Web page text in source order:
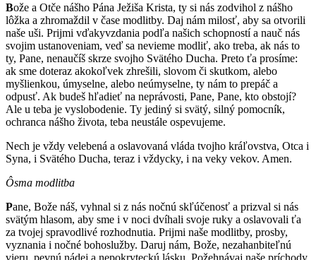
Bože a Otče nášho Pána Ježiša Krista, ty si nás zodvihol z nášho
lôžka a zhromaždil v čase modlitby. Daj nám milosť, aby sa otvorili
naše uši. Prijmi vďakyvzdania podľa našich schopností a nauč nás
svojim ustanoveniam, veď sa nevieme modliť, ako treba, ak nás to
ty, Pane, nenaučíš skrze svojho Svätého Ducha. Preto ťa prosíme:
ak sme doteraz akokoľvek zhrešili, slovom či skutkom, alebo
myšlienkou, úmyselne, alebo neúmyselne, ty nám to prepáč a
odpusť. Ak budeš hľadieť na neprávosti, Pane, Pane, kto obstojí?
Ale u teba je vyslobodenie. Ty jediný si svätý, silný pomocník,
ochranca nášho života, teba neustále ospevujeme.
Nech je vždy velebená a oslavovaná vláda tvojho kráľovstva, Otca i
Syna, i Svätého Ducha, teraz i vždycky, i na veky vekov. Amen.
Ôsma modlitba
Pane, Bože náš, vyhnal si z nás nočnú skľúčenosť a prizval si nás
svätým hlasom, aby sme i v noci dvíhali svoje ruky a oslavovali ťa
za tvojej spravodlivé rozhodnutia. Prijmi naše modlitby, prosby,
vyznania i nočné bohoslužby. Daruj nám, Bože, nezahanbiteľnú
vieru, pevnú nádej a nepokryteckú lásku. Požehnávaj naše príchody